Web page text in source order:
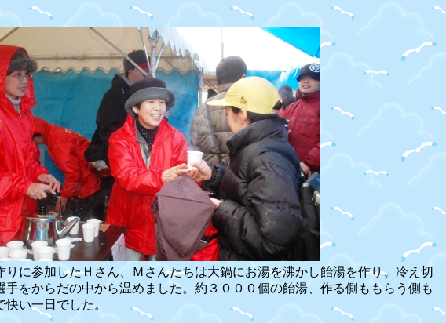
りに参加したＨさん、Ｍさんたちは大鍋にお湯を沸かし飴湯を作り、冷え切
手をからだの中から温めました。約３０００個の飴湯、作る側ももらう側も
快い一日でした。